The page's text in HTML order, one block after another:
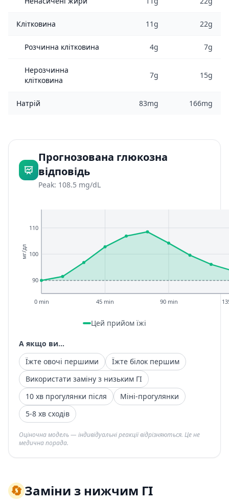
Клітковина 11g 22g
Розчинна клітковина 4g 7g
Нерозчинна
клітковина
7g 15g
Натрій 83mg 166mg
Прогнозована глюкозна
відповідь
Peak: 108.5 mg/dL
90
100
110
0 min 45 min 90 min
мг/дл
Цей прийом їжі
А якщо ви...
Їжте овочі першими
Їжте білок першим
Використати заміну з низьким ГІ
10 хв прогулянки після
Міні-прогулянки
5-8 хв сходів
Оціночна модель — індивідуальні реакції відрізняються. Це не
медична порада.
🔄Заміни з нижчим ГІ